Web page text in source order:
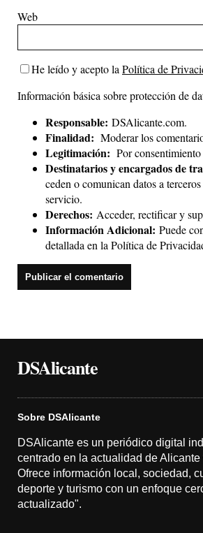
Web
He leído y acepto la Política de
Información básica sobre protección de
Responsable: DSAlicante.com.
Finalidad: Moderar los
Legitimación: Por
Destinatarios y encargados de
ceden o comunican datos a
servicio.
Derechos: Acceder, rectificar y
Información Adicional: Puede
detallada en la Política de
DSAlicante
Sobre DSAlicante
DSAlicante es un periódico digital
centrado en la actualidad de Alicante
Ofrece información local, sociedad,
deporte y turismo con un enfoque
actualizado".